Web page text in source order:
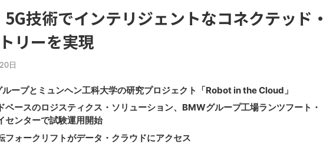
5G技術でインテリジェントなコネクテッド・
リーを実現
日
ープとミュンヘン工科大学の研究プロジェクト「Robot in the Cloud」
ベースのロジスティクス・ソリューション、BMWグループ工場ランツフート・
センターで試験運用開始
フォークリフトがデータ・クラウドにアクセス